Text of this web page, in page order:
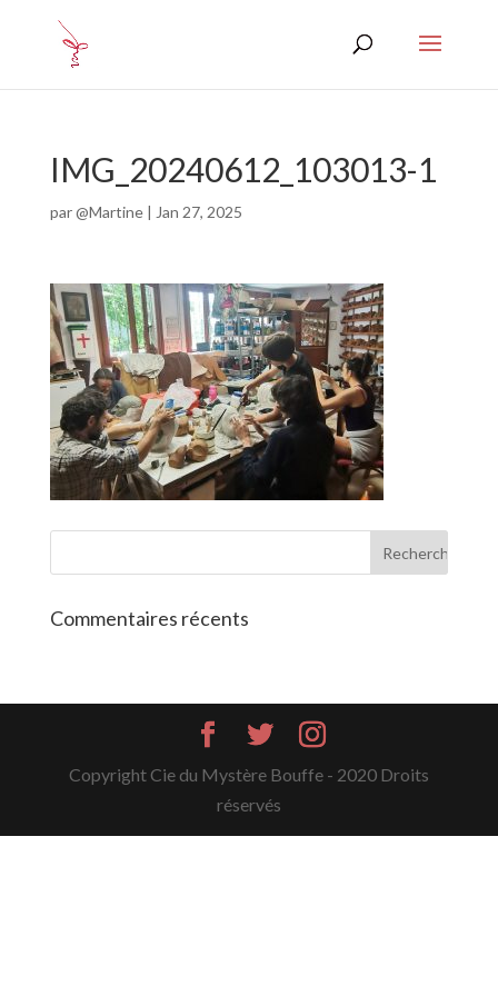
IMG_20240612_103013-1
par@Martine| Jan 27, 2025
Commentaires récents
Copyright Cie du Mystère Bouffe - 2020 Droits
réservés